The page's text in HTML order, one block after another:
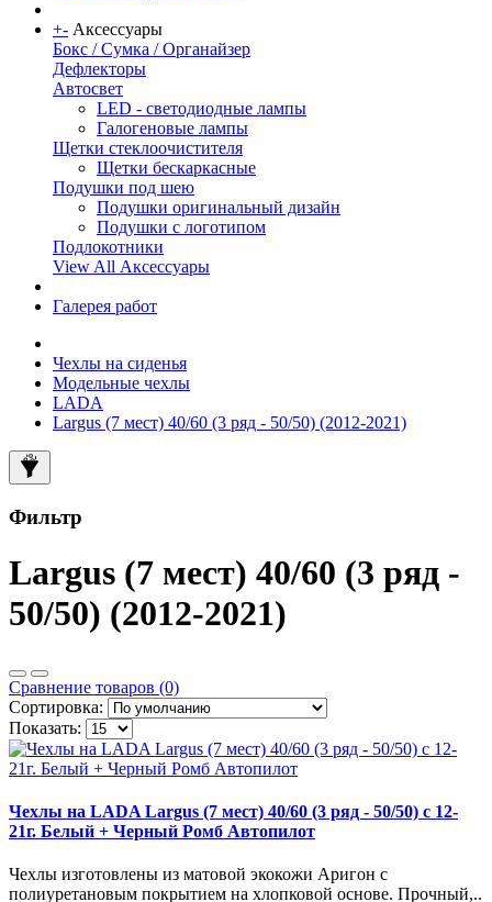
+- Аксессуары
Бокс / Сумка / Органайзер
Дефлекторы
Автосвет
LED - светодиодные лампы
Галогеновые лампы
Щетки стеклоочистителя
Щетки бескаркасные
Подушки под шею
Подушки оригинальный дизайн
Подушки с логотипом
Подлокотники
View All Аксессуары
Галерея работ
Чехлы на сиденья
Модельные чехлы
LADA
Largus (7 мест) 40/60 (3 ряд - 50/50) (2012-2021)
Фильтр
Largus (7 мест) 40/60 (3 ряд -
50/50) (2012-2021)
Сравнение товаров (0)
Сортировка:
Показать:
Чехлы на LADA Largus (7 мест) 40/60 (3 ряд - 50/50) с 12-
21г. Белый + Черный Ромб Автопилот
Чехлы изготовлены из матовой экокожи Аригон с
полиуретановым покрытием на хлопковой основе. Прочный,..